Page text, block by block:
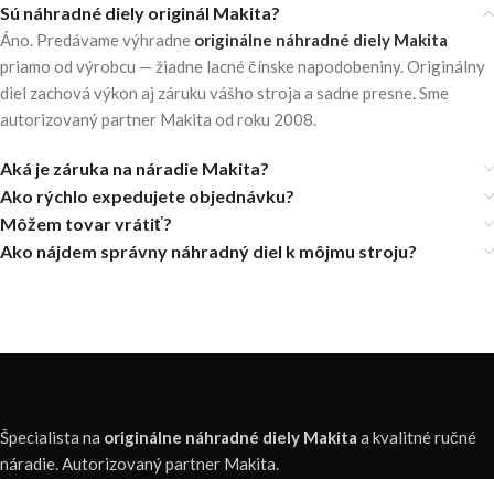
Sú náhradné diely originál Makita?
Áno. Predávame výhradne originálne náhradné diely Makita
priamo od výrobcu — žiadne lacné čínske napodobeniny. Originálny
diel zachová výkon aj záruku vášho stroja a sadne presne. Sme
autorizovaný partner Makita od roku 2008.
Aká je záruka na náradie Makita?
Ako rýchlo expedujete objednávku?
Môžem tovar vrátiť?
Ako nájdem správny náhradný diel k môjmu stroju?
Špecialista na originálne náhradné diely Makita a kvalitné ručné
náradie. Autorizovaný partner Makita.